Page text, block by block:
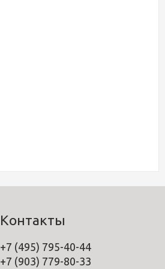
Контакты
+7 (495) 795-40-44
+7 (903) 779-80-33